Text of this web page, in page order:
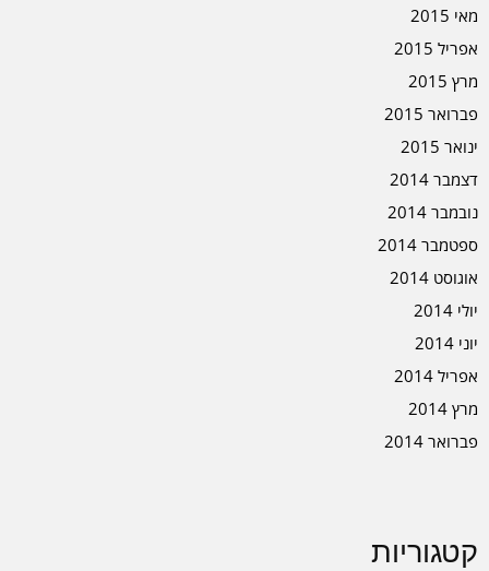
מאי 2015
אפריל 2015
מרץ 2015
פברואר 2015
ינואר 2015
דצמבר 2014
נובמבר 2014
ספטמבר 2014
אוגוסט 2014
יולי 2014
יוני 2014
אפריל 2014
מרץ 2014
פברואר 2014
קטגוריות